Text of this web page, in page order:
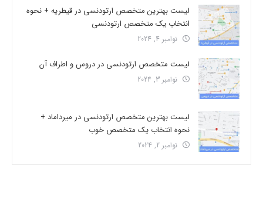
لیست بهترین متخصص ارتودنسی در قیطریه + نحوه
انتخاب یک متخصص ارتودنسی
نوامبر 4, 2024
لیست متخصص ارتودنسی در دروس و اطراف آن
نوامبر 3, 2024
لیست بهترین متخصص ارتودنسی در میرداماد +
نحوه انتخاب یک متخصص خوب
نوامبر 2, 2024